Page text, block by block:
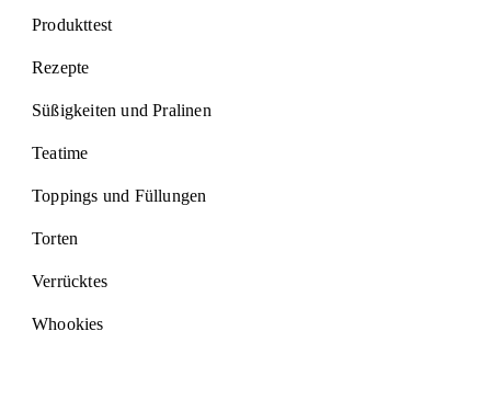
Produkttest
Rezepte
Süßigkeiten und Pralinen
Teatime
Toppings und Füllungen
Torten
Verrücktes
Whookies